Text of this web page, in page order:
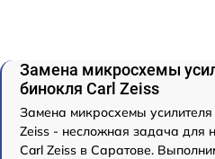
Замена микросхемы
бинокля Carl Zeiss
Замена микросхемы
Zeiss - несложная задача для
Carl Zeiss в Саратове.